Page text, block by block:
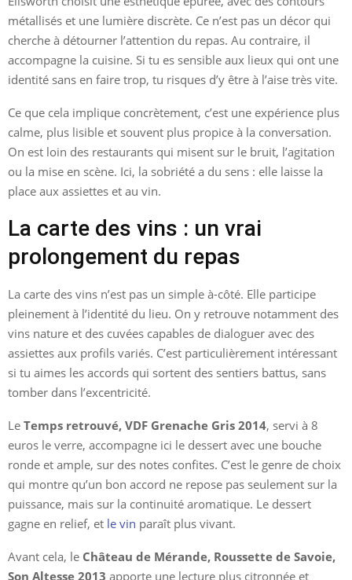
métallisés et une lumière discrète. Ce n’est pas un décor qui
cherche à détourner l’attention du repas. Au contraire, il
accompagne la cuisine. Si tu es sensible aux lieux qui ont une
identité sans en faire trop, tu risques d’y être à l’aise très vite.
Ce que cela implique concrètement, c’est une expérience plus
calme, plus lisible et souvent plus propice à la conversation.
On est loin des restaurants qui misent sur le bruit, l’agitation
ou la mise en scène. Ici, la sobriété a du sens : elle laisse la
place aux assiettes et au vin.
La carte des vins : un vrai
prolongement du repas
La carte des vins n’est pas un simple à-côté. Elle participe
pleinement à l’identité du lieu. On y retrouve notamment des
vins nature et des cuvées capables de dialoguer avec des
assiettes aux profils variés. C’est particulièrement intéressant
si tu aimes les accords qui sortent des sentiers battus, sans
tomber dans l’excentricité.
Le Temps retrouvé, VDF Grenache Gris 2014, servi à 8
euros le verre, accompagne ici le dessert avec une bouche
ronde et ample, sur des notes confites. C’est le genre de choix
qui montre qu’un bon accord ne repose pas seulement sur la
puissance, mais sur la continuité aromatique. Le dessert
gagne en relief, et le vin paraît plus vivant.
Avant cela, le Château de Mérande, Roussette de Savoie,
Son Altesse 2013 apporte une lecture plus citronnée et